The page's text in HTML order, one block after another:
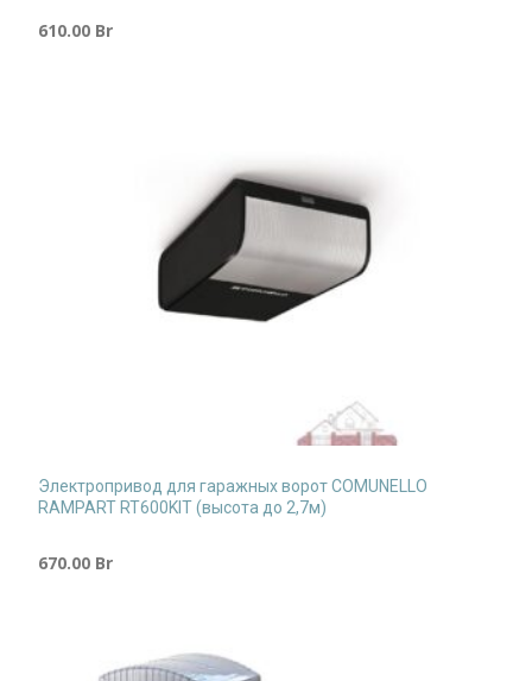
610.00 Br
Электропривод для гаражных ворот COMUNELLO
RAMPART RT600KIT (высота до 2,7м)
670.00 Br